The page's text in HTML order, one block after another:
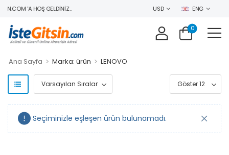
'A HOŞ GELDINIZ.. USD ENG
0
Ana Sayfa > Marka: ürün > LENOVO
Seçiminizle eşleşen ürün bulunamadı.